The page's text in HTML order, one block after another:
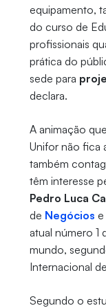
equipamento,
do curso de
profissionais
prática do
sede para
declara.
A animação
Unifor não fica
também
têm interesse
Pedro Luca
de Negócios e
atual número 1
mundo,
Internacional
Segundo o